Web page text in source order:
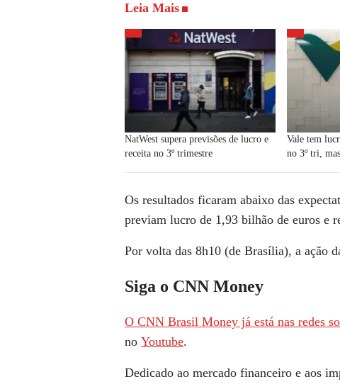
Leia Mais
NatWest supera previsões de lucro e
receita no 3º trimestre
Vale tem
no 3º tri,
Os resultados ficaram abaixo das
previam lucro de 1,93 bilhão de euros e
Por volta das 8h10 (de Brasília), a ação
Siga o CNN Money
O CNN Brasil Money já está nas redes
no Youtube.
Dedicado ao mercado financeiro e aos